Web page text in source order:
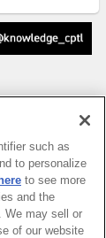
such as
to personalize
here to see more
and the
We may sell or
of our website